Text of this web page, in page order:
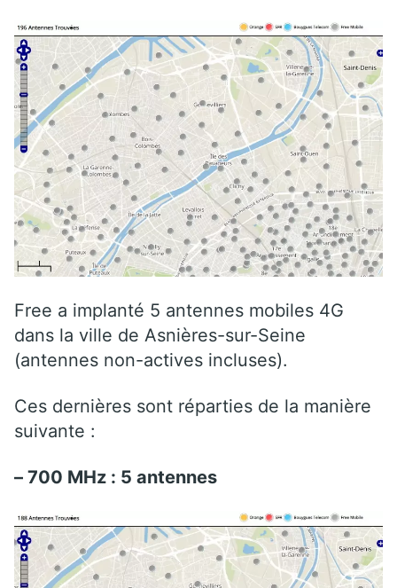
Free a implanté 5 antennes mobiles 4G
dans la ville de Asnières-sur-Seine
(antennes non-actives incluses).
Ces dernières sont réparties de la manière
suivante :
– 700 MHz : 5 antennes